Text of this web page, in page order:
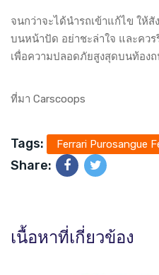
จนกว่าจะได้นำรถเข้าแก้ไข ให้
บนหน้าปัด อย่าชะล่าใจ และคว
เพื่อความปลอดภัยสูงสุดบนท้อง
ที่มา Carscoops
Tags: Ferrari Purosangue
Share:
เนื้อหาที่เกี่ยวข้อง